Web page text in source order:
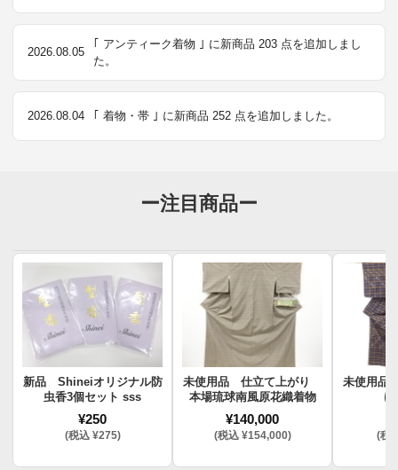
2026.08.05
｢ アンティーク着物 ｣ に新商品 203 点を追加しまし
た。
2026.08.04 ｢ 着物・帯 ｣ に新商品 252 点を追加しました。
ー注目商品ー
新品 Shineiオリジナル防
虫香3個セット sss
¥250
(税込 ¥275)
未使用品 仕立て上がり
本場琉球南風原花織着物
¥140,000
(税込 ¥154,000)
未使用品
(税